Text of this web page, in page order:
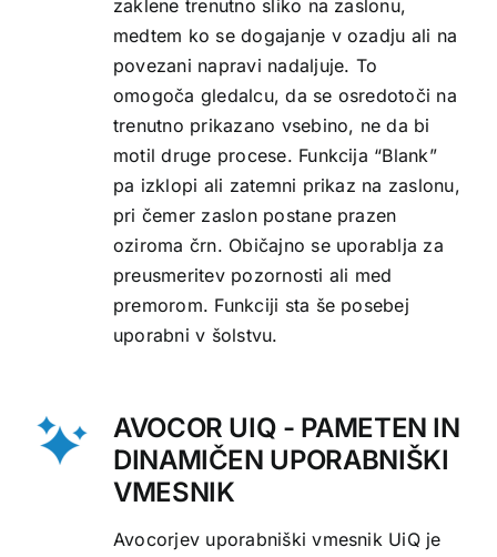
zaklene trenutno sliko na zaslonu,
medtem ko se dogajanje v ozadju ali na
povezani napravi nadaljuje. To
omogoča gledalcu, da se osredotoči na
trenutno prikazano vsebino, ne da bi
motil druge procese. Funkcija “Blank”
pa izklopi ali zatemni prikaz na zaslonu,
pri čemer zaslon postane prazen
oziroma črn. Običajno se uporablja za
preusmeritev pozornosti ali med
premorom. Funkciji sta še posebej
uporabni v šolstvu.
AVOCOR UIQ - PAMETEN IN
DINAMIČEN UPORABNIŠKI
VMESNIK
Avocorjev uporabniški vmesnik UiQ je